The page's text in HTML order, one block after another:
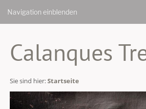
Navigation einblenden
Calanques
Sie sind hier:Startseite